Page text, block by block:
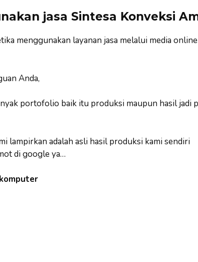
jasa Sintesa Konveksi
menggunakan layanan jasa melalui media
Anda,
portofolio baik itu produksi maupun hasil jadi
lampirkan adalah asli hasil produksi kami sendiri
di google ya…